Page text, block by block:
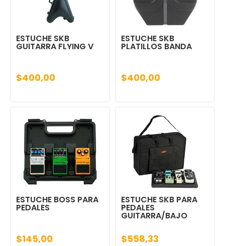
ESTUCHE SKB
GUITARRA FLYING V
$400,00
ESTUCHE SKB
PLATILLOS BANDA
$400,00
ESTUCHE BOSS PARA
PEDALES
$145,00
ESTUCHE SKB PARA
PEDALES
GUITARRA/BAJO
$558,33